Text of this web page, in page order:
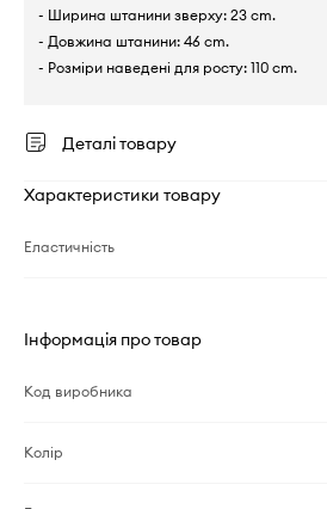
- Ширина штанини зверху: 23 cm.
- Довжина штанини: 46 cm.
- Розміри наведені для росту: 110 cm.
Деталі товару
Характеристики товару
Еластичність
Інформація про товар
Код виробника
Колір